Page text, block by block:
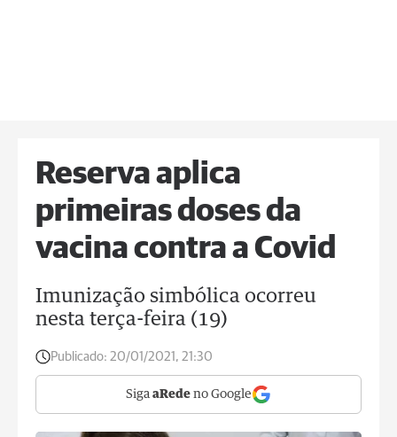
Reserva aplica
primeiras doses da
vacina contra a Covid
Imunização simbólica ocorreu
nesta terça-feira (19)
Publicado: 20/01/2021, 21:30
Siga aRede no Google